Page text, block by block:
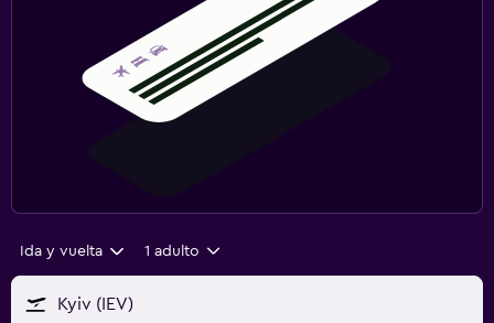
Ida y vuelta 1 adulto
Kyiv (IEV)